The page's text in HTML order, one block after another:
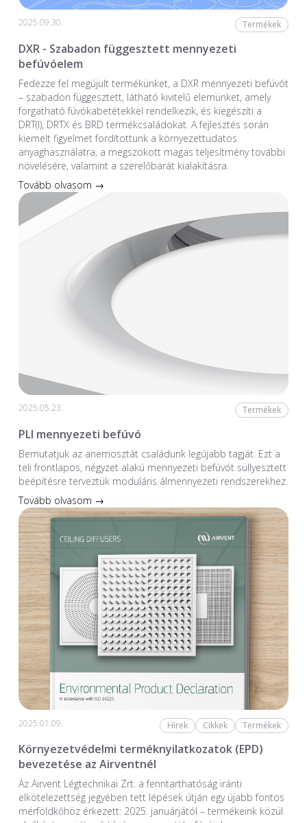
2025.09.30. Termékek
DXR - Szabadon függesztett mennyezeti
befúvóelem
Fedezze fel megújult termékünket, a DXR mennyezeti befúvót
– szabadon függesztett, látható kivitelű elemünket, amely
forgatható fúvókabetétekkel rendelkezik, és kiegészíti a
DRT(I), DRTX és BRD termékcsaládokat. A fejlesztés során
kiemelt figyelmet fordítottunk a környezettudatos
anyaghasználatra, a megszokott magas teljesítmény további
növelésére, valamint a szerelőbarát kialakításra.
Tovább olvasom →
2025.05.23. Termékek
PLI mennyezeti befúvó
Bemutatjuk az anemosztát családunk legújabb tagját. Ezt a
teli frontlapos, négyzet alakú mennyezeti befúvót süllyesztett
beépítésre terveztük moduláris álmennyezeti rendszerekhez.
Tovább olvasom →
2025.01.09. Hírek Cikkek Termékek
Környezetvédelmi terméknyilatkozatok (EPD)
bevezetése az Airventnél
Az Airvent Légtechnikai Zrt. a fenntarthatóság iránti
elkötelezettség jegyében tett lépések útján egy újabb fontos
mérföldkőhöz érkezett: 2025. januárjától – termékeink közül